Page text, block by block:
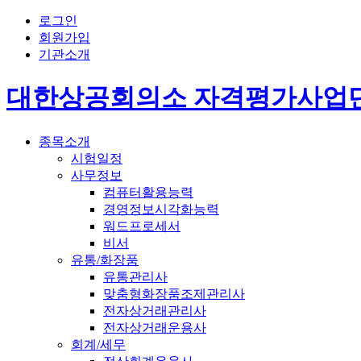
로그인
회원가입
기관소개
대한상공회의소 자격평가사업
종목소개
시험일정
사무정보
컴퓨터활용능력
경영정보시각화능력
워드프로세서
비서
유통/화장품
유통관리사
맞춤형화장품조제관리사
전자상거래관리사
전자상거래운용사
회계/세무